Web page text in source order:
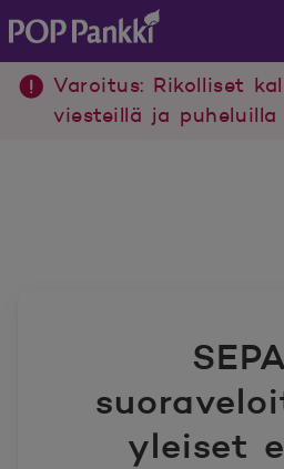
POP Pankki, etusivulle
Varoitus: Rikolliset
viesteillä ja puheluilla
yleiset